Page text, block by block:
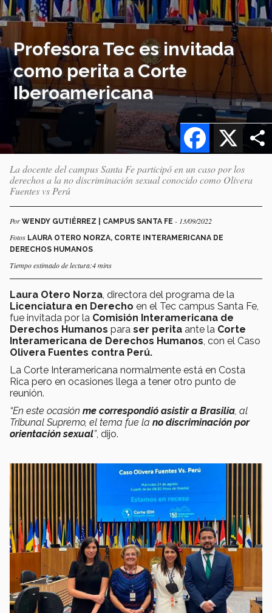
Profesora Tec es invitada
como perita a Corte
Iberoamericana
X
Facebook
La docente del campus Santa Fe participó en un caso por los
derechos a la no discriminación sexual conocido como Olivera
Fuentes vs Perú
Por WENDY GUTIÉRREZ | CAMPUS SANTA FE - 13/09/2022
Fotos LAURA OTERO NORZA, CORTE INTERAMERICANA DE
DERECHOS HUMANOS
Tiempo estimado de lectura:4 mins
Laura Otero Norza , directora del programa de la
Licenciatura en Derecho en el Tec campus Santa Fe,
fue invitada por la Comisión Interamericana de
Derechos Humanos para ser perita ante la Corte
Interamericana de Derechos Humanos , con el Caso
Olivera Fuentes contra Perú.
La Corte Interamericana normalmente está en Costa
Rica pero en ocasiones llega a tener otro punto de
reunión.
“En este ocasión me correspondió asistir a Brasilia , al
Tribunal Supremo, el tema fue la no discriminación por
orientación sexual”, dijo.